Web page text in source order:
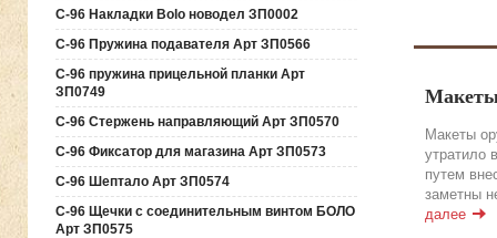
C-96 Накладки Bolo новодел ЗП0002
C-96 Пружина подавателя Арт ЗП0566
C-96 пружина прицельной планки Арт
ЗП0749
C-96 Стержень направляющий Арт ЗП0570
C-96 Фиксатор для магазина Арт ЗП0573
C-96 Шептало Арт ЗП0574
C-96 Щечки с соединительным винтом БОЛО
Арт ЗП0575
Макеты
Макеты
утратило
путем
заметны
далее